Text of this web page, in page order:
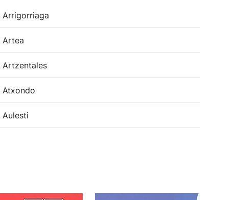
Arrigorriaga
Artea
Artzentales
Atxondo
Aulesti